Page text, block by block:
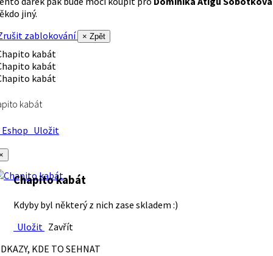
jiný.
zablokování
× Zpět
kabát
Uložit
Chapito kabát
Kdyby byl některý z nich zase skladem :)
Uložit Zavřít
KDE TO SEHNAT